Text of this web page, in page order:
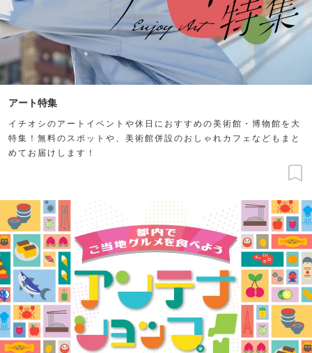
アート特集
イチオシのアートイベントや休日におすすめの美術館・博物館を大
特集！無料のスポットや、美術館併設のおしゃれカフェなどもまと
めてお届けします！